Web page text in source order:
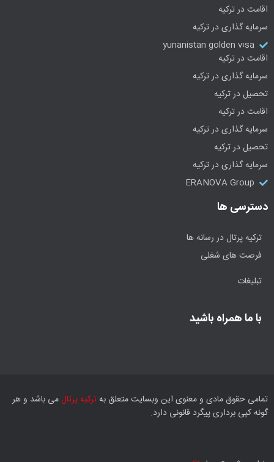
اقامت در ترکیه
سرمایه گذاری در ترکیه
yunanistan golden vısa
اقامت در ترکیه
سرمایه گذاری در ترکیه
تحصیل در ترکیه
اقامت در ترکیه
سرمایه گذاری در ترکیه
تحصیل در ترکیه
سرمایه گذاری در ترکیه
ERANOVA Group
دسترسی ها
ترکیه پرتال در رسانه ها
فرصت های شغلی
تبلیغات
با ما همراه باشید
تمامی حقوق مادی و معنوی این وبسایت متعلق بهترکیه پرتالمی باشد و هر
گونه کپی برداری پیگرد قانونی دارد.